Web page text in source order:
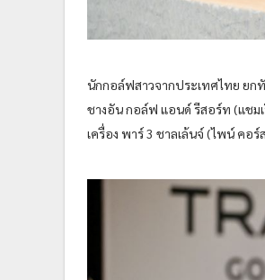
นักกอล์ฟสาวจากประเทศไทย ยก
ชางอัน กอล์ฟ แอนด์ รีสอร์ท (แชม
เครื่อง พาร์ 3 ชาลเล้นจ์ (ไพน์ คอ